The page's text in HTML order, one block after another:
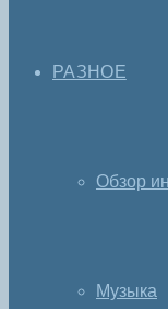
РАЗНОЕ
Обзор
Музыка